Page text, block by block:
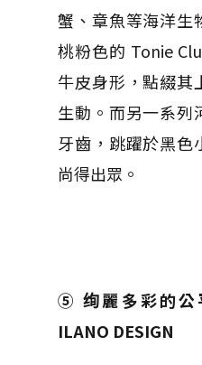
蟹、章魚等海洋生
桃粉色的 Tonie
牛皮身形，點綴其
生動。而另一系列
牙齒，跳躍於黑色
尚得出眾。
⑤ 绚麗多彩的公
ILANO DESIGN